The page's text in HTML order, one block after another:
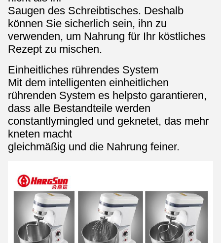
Saugen des Schreibtisches. Deshalb
können Sie sicherlich sein, ihn zu
verwenden, um Nahrung für Ihr köstliches
Rezept zu mischen.
Einheitliches rührendes System
Mit dem intelligenten einheitlichen
rührenden System es helpsto garantieren,
dass alle Bestandteile werden
constantlymingled und geknetet, das mehr
kneten macht
gleichmäßig und die Nahrung feiner.